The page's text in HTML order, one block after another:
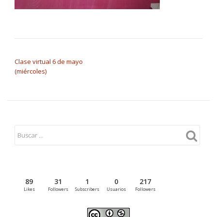
Clase virtual 6 de mayo
(miércoles)
89
Likes
31
Followers
1
Subscribers
0
Usuarios
217
Followers